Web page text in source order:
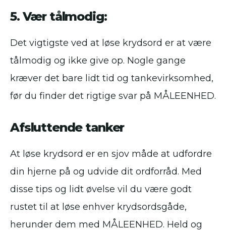
5. Vær tålmodig:
Det vigtigste ved at løse krydsord er at være
tålmodig og ikke give op. Nogle gange
kræver det bare lidt tid og tankevirksomhed,
før du finder det rigtige svar på MÅLEENHED.
Afsluttende tanker
At løse krydsord er en sjov måde at udfordre
din hjerne på og udvide dit ordforråd. Med
disse tips og lidt øvelse vil du være godt
rustet til at løse enhver krydsordsgåde,
herunder dem med MÅLEENHED. Held og